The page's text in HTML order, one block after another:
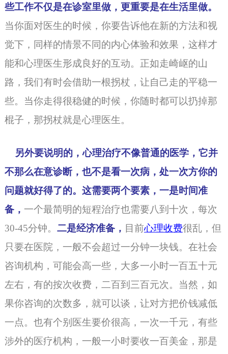
些工作不仅是在诊室里做，更重要是在生活里做。
当你面对医生的时候，你要告诉他在新的方法和视
觉下，同样的情景不同的内心体验和效果，这样才
能和心理医生形成良好的互动。正如走崎岖的山
路，我们有时会借助一根拐杖，让自己走的平稳一
些。当你走得很稳健的时候，你随时都可以扔掉那
棍子，那拐杖就是心理医生。
另外要说明的，心理治疗不像普通的医学，它并
不那么在意诊断，也不是看一次病，处一次方你的
问题就好得了的。这需要两个要素，一是时间准
备， 一个最简明的短程治疗也需要八到十次，每次
30-45分钟。 二是经济准备， 目前心理收费很乱，但
只要在医院，一般不会超过一分钟一块钱。在社会
咨询机构，可能会高一些，大多一小时一百五十元
左右，有的按次收费，二百到三百元次。当然，如
果你咨询的次数多，就可以谈，让对方把价钱减低
一点。也有个别医生要价很高，一次一千元，有些
涉外的医疗机构，一般一小时要收一百美金，那是